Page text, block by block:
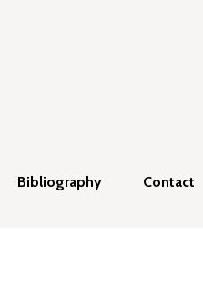
Bibliography Contact